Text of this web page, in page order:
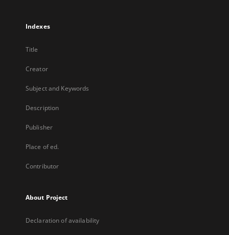
Indexes
Title
Creator
Subject and Keywords
Description
Publisher
Place of ed.
Contributor
About Project
Declaration of availability